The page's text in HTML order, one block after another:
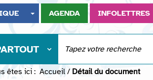
AGENDA INFOLETTRES
êtes ici : Accueil / Détail du document